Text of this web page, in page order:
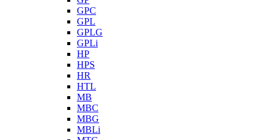
GPC
GPL
GPLG
GPLi
HP
HPS
HR
HTL
MB
MBC
MBG
MBLi